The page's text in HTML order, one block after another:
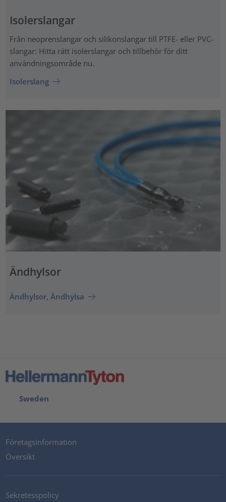
Isolerslangar
Från neoprenslangar och silikonslangar till PTFE- eller PVC-
slangar: Hitta rätt isolerslangar och tillbehör för ditt
användningsområde nu.
Isolerslang
Ändhylsor
Ändhylsor, Ändhylsa
Sweden
Företagsinformation
Översikt
Sekretesspolicy